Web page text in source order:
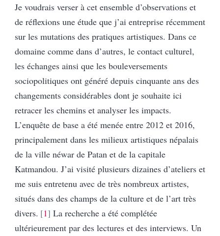
Je voudrais verser à cet ensemble d’observations et
de réflexions une étude que j’ai entreprise récemment
sur les mutations des pratiques artistiques. Dans ce
domaine comme dans d’autres, le contact culturel,
les échanges ainsi que les bouleversements
sociopolitiques ont généré depuis cinquante ans des
changements considérables dont je souhaite ici
retracer les chemins et analyser les impacts.
L’enquête de base a été menée entre 2012 et 2016,
principalement dans les milieux artistiques népalais
de la ville néwar de Patan et de la capitale
Katmandou. J’ai visité plusieurs dizaines d’ateliers et
me suis entretenu avec de très nombreux artistes,
situés dans des champs de la culture et de l’art très
divers. 1 La recherche a été complétée
ultérieurement par des lectures et des interviews. Un